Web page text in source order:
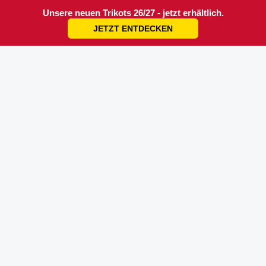
Unsere neuen Trikots 26/27 - jetzt erhältlich.
JETZT ENTDECKEN